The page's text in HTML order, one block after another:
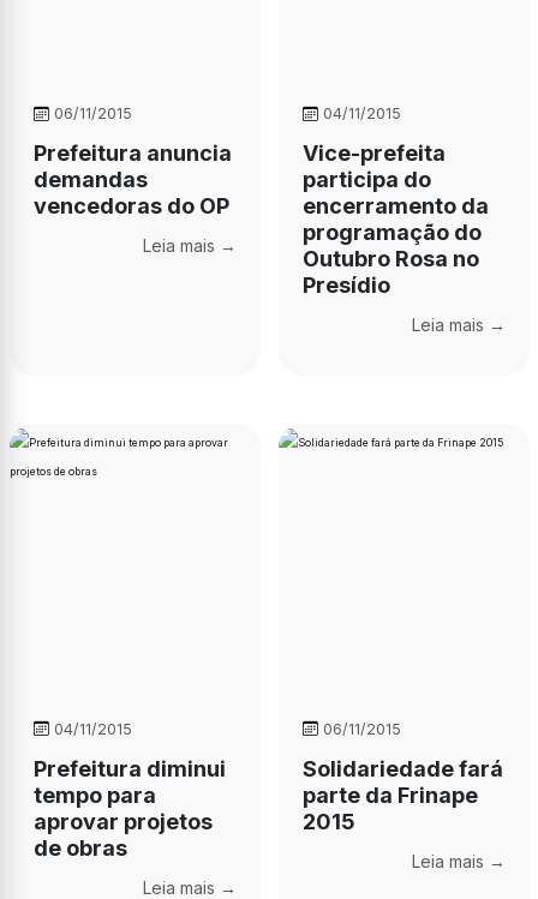
06/11/2015
Prefeitura anuncia
demandas
vencedoras do OP
Leia mais →
04/11/2015
Vice-prefeita
participa do
encerramento da
programação do
Outubro Rosa no
Presídio
Leia mais →
04/11/2015
Prefeitura diminui
tempo para
aprovar projetos
de obras
Leia mais →
06/11/2015
Solidariedade fará
parte da Frinape
2015
Leia mais →